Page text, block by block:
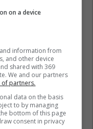
on a device
information from
and other device
shared with 369
We and our partners
of partners.
data on the basis
to by managing
bottom of this page
consent in privacy